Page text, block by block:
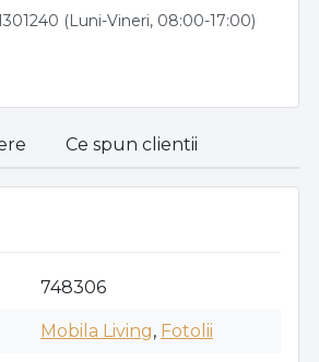
(Luni-Vineri, 08:00-17:00)
Ce spun clientii
748306
Mobila Living, Fotolii